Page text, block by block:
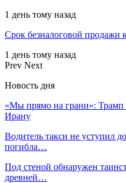
1 день тому назад
Срок безналоговой продажи
1 день тому назад
Prev Next
Новость дня
«Мы прямо на грани»: Трамп
Ирану
Водитель такси не уступил
погибла…
Под стеной обнаружен
древней…